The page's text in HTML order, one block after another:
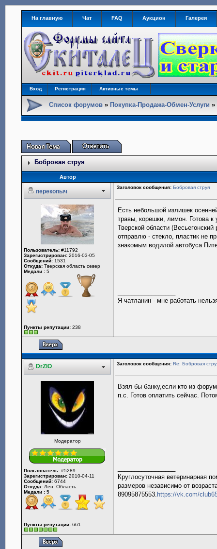
На главную Чат FAQ Аукцион Галерея
Вход Регистрация Активные темы
Список форумов » Покупка-Продажа-Обмен-Услуги »
Бобровая струя
Автор
перекопыч
Заголовок сообщения: Бобровая струя
Пользователь: #11792
Зарегистрирован: 2016-03-05
Сообщений: 1531
Откуда: Тверская область север
Медали : 5
Пункты репутации: 238
Есть небольшой излишек
травы, корешки, лимон. Готова
Тверской области
отправлю - стекло, пластик не
знакомым водилой автобуса
Я чатланин - мне работать
DrZlO Заголовок сообщения: Re: Бобровая
Модератор
Пользователь: #5289
Зарегистрирован: 2010-04-11
Сообщений: 6744
Откуда: Лен. Область.
Медали : 5
Пункты репутации: 661
Взял бы банку,если кто из
п.с. Готов оплатить сейчас.
Круглосуточная ветеринарная
размеров независимо от
89095875553. https://vk.com/